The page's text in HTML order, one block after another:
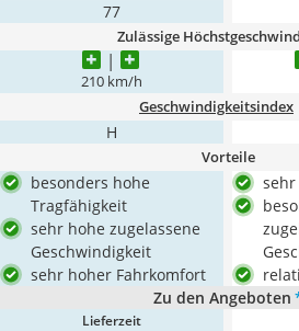
77
Zulässige
210 km/h
Geschwindigkeitsindex
H
Vorteile
besonders hohe
Tragfähigkeit
sehr hohe zugelassene
Geschwindigkeit
sehr hoher Fahrkomfort
Zu den Angeboten
Lieferzeit